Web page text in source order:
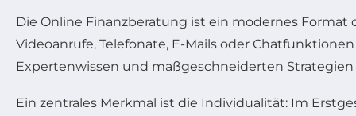
Die Online Finanzberatung ist ein modernes
Videoanrufe, Telefonate, E-Mails oder
Expertenwissen und maßgeschneiderten Strategien
Ein zentrales Merkmal ist die Individualität: Im